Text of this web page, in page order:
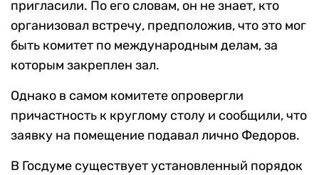
пригласили. По его словам, он не знает, кто
организовал встречу, предположив, что это мог
быть комитет по международным делам, за
которым закреплен зал.
Однако в самом комитете опровергли
причастность к круглому столу и сообщили, что
заявку на помещение подавал лично Федоров.
В Госдуме существует установленный порядок